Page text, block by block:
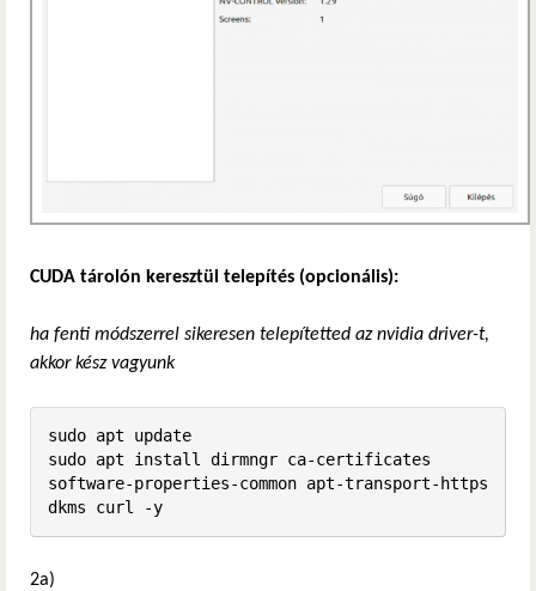
CUDA tárolón keresztül telepítés (opcionális):
ha fenti módszerrel sikeresen telepítetted az nvidia driver-t,
akkor kész vagyunk
sudo apt update
sudo apt install dirmngr ca-certificates
software-properties-common apt-transport-https
dkms curl -y
2a)